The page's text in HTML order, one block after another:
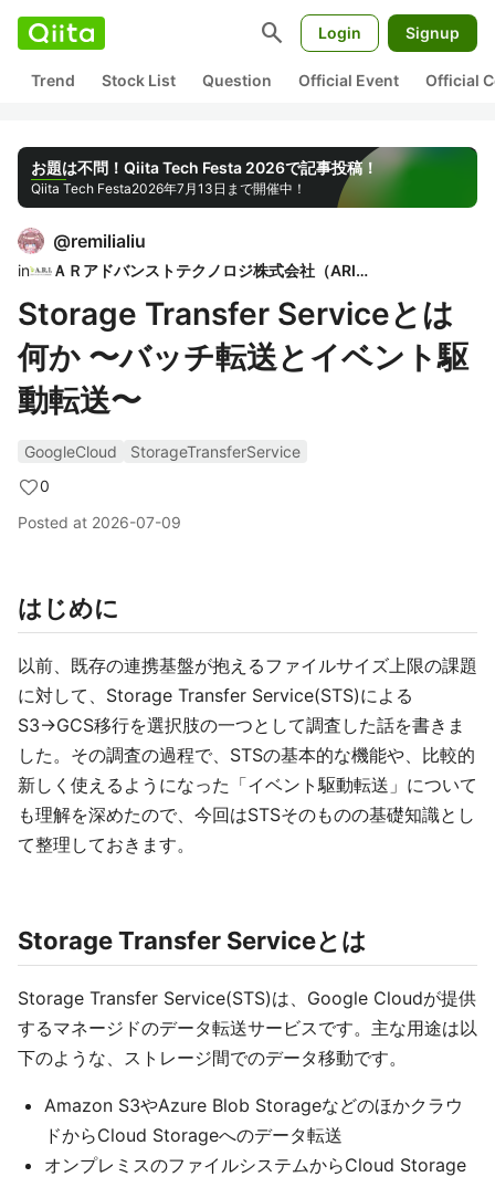
search Login Signup
Trend Stock List Question Official Event Official
お題は不問！Qiita Tech Festa 2026で記事投稿！
Qiita Tech Festa2026年7月13日まで開催中！
@remilialiu
in ＡＲアドバンストテクノロジ株式会社（ARI）
Storage Transfer Serviceとは
何か 〜バッチ転送とイベント駆
動転送〜
GoogleCloud
StorageTransferService
0
Posted at 2026-07-09
はじめに
以前、既存の連携基盤が抱えるファイルサイズ上限の課題
に対して、Storage Transfer Service(STS)による
S3→GCS移行を選択肢の一つとして調査した話を書きま
した。その調査の過程で、STSの基本的な機能や、比較的
新しく使えるようになった「イベント駆動転送」について
も理解を深めたので、今回はSTSそのものの基礎知識とし
て整理しておきます。
Storage Transfer Serviceとは
Storage Transfer Service(STS)は、Google Cloudが提供
するマネージドのデータ転送サービスです。主な用途は以
下のような、ストレージ間でのデータ移動です。
Amazon S3やAzure Blob Storageなどのほかクラウ
ドからCloud Storageへのデータ転送
オンプレミスのファイルシステムからCloud Storage